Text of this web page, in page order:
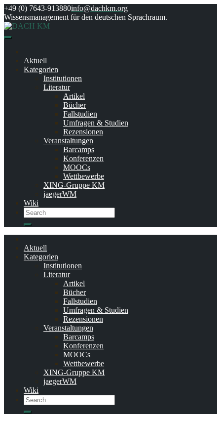
Skip
to
content
+49 (0) 7643-913880info@dachkm.org
Wissensmanagement für den deutschen Sprachraum.
Aktuell
Kategorien
Institutionen
Literatur
Artikel
Bücher
Fallstudien
Umfragen & Studien
Rezensionen
Veranstaltungen
Barcamps
Konferenzen
MOOCs
Wettbewerbe
XING-Gruppe KM
jaegerWM
Wiki
Search
Search
Aktuell
Kategorien
Institutionen
Literatur
Artikel
Bücher
Fallstudien
Umfragen & Studien
Rezensionen
Veranstaltungen
Barcamps
Konferenzen
MOOCs
Wettbewerbe
XING-Gruppe KM
jaegerWM
Wiki
Search
Search